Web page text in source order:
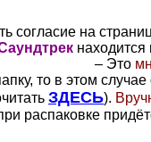
согласие на
находится
– Это
то в этом
ЗДЕСЬ).
распаковке